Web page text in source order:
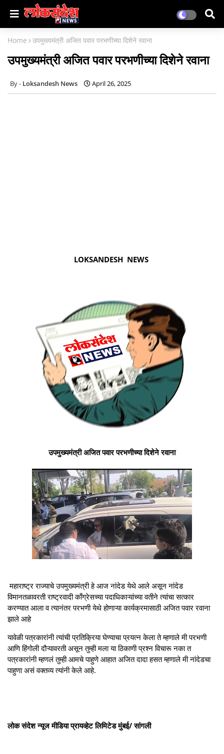
Home उपमुख्यमंत्री अजित पवार परभणीच्या दिशेने रवाना
उपमुख्यमंत्री अजित पवार परभणीच्या दिशेने रवाना
Loksandesh News April 26, 2025
LOKSANDESH NEWS
उपमुख्यमंत्री अजित पवार परभणीच्या दिशेने रवाना
महाराष्ट्र राज्याचे उपमुख्यमंत्री हे आज नांदेड येथे आले असून नांदेड
विमानतळावरती राष्ट्रवादी काँग्रेसच्या पदाधिकाऱ्यांच्या वतीने त्यांचा सत्कार
करण्यात आला व त्यानंतर परभणी येथे होणाऱ्या कार्यक्रमासाठी अजित पवार रवाना
झाले आहे
यावेळी पत्रकारांनी त्यांची प्रतिक्रिया घेण्याचा प्रयत्न केला ते म्हणाले मी परभणी
आणि हिंगोली दौऱ्यावरती असून तुम्ही मला या ठिकाणी प्रश्न विचारू नका त
पत्रकारांनी म्हणलं तुम्ही आमचे पाहुणे आहात अजित दादा हसत म्हणाले मी नांदेडचा
पाहुणा असं वक्तव्य त्यांनी केले आहे.
लोक संदेश न्यूज मीडिया प्रायव्हेट लिमिटेड मुंबई/ सांगली